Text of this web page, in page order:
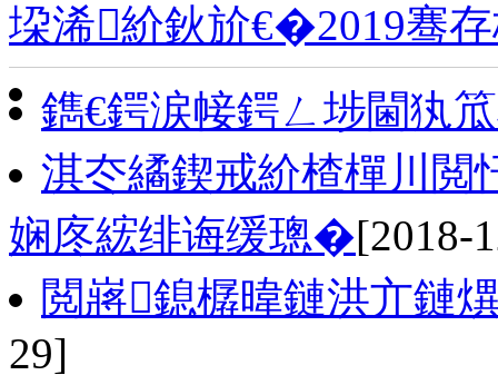
垜浠紒鈥斺€�2019骞
鐫€鍔涙帹鍔ㄥ埗閫犱
淇冭繘鍥戒紒楂樿川
娴庝綋绯诲缓璁�[2018-
閲嶈鎴樼暐鏈洪亣鏈
29]